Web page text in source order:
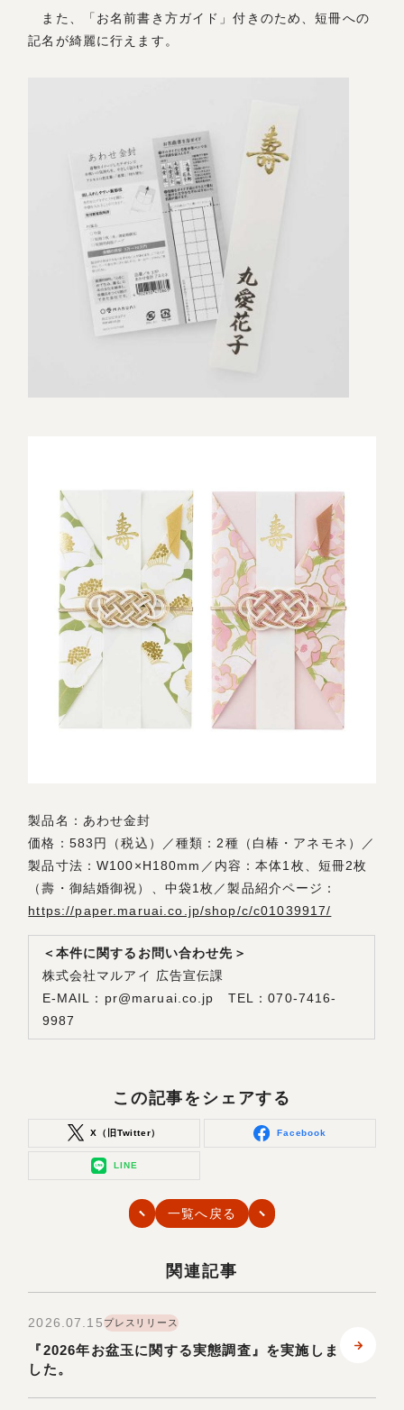
また、「お名前書き方ガイド」付きのため、短冊への
記名が綺麗に行えます。
製品名：あわせ金封
価格：583円（税込）／種類：2種（白椿・アネモネ）／
製品寸法：W100×H180mm／内容：本体1枚、短冊2枚
（壽・御結婚御祝）、中袋1枚／製品紹介ページ：
https://paper.maruai.co.jp/shop/c/c01039917/
＜本件に関するお問い合わせ先＞
株式会社マルアイ 広告宣伝課
E-MAIL：pr@maruai.co.jp TEL：070-7416-
9987
この記事をシェアする
X（旧Twitter） Facebook
LINE
一覧へ戻る
関連記事
2026.07.15プレスリリース
『2026年お盆玉に関する実態調査』を実施しま
した。